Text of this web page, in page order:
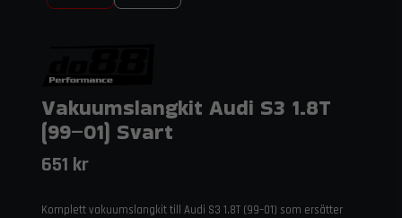
Vakuumslangkit Audi S3 1.8T
(99–01) Svart
651 kr
Komplett vakuumslangkit till Audi S3 1.8T (99–01) som ersätter